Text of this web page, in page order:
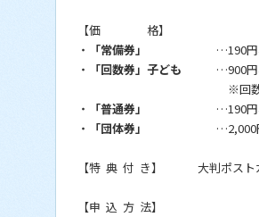
【価 格】
・
「常備券」
…190円、250円
・
「回数券」子ども …900円、
※回数券1冊に1
・
「普通券」
…190円、250
・
「団体券」 …2,000
【特 典 付 き】 大判ポストカ
【申 込 方 法】